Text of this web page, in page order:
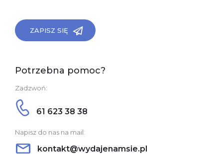
ZAPISZ SIĘ
Potrzebna pomoc?
Zadzwoń:
61 623 38 38
Napisz do nas na mail:
kontakt@wydajenamsie.pl